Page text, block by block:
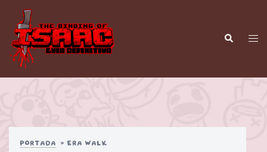
Saltar
contenido
Buscar
Portada » Era Walk